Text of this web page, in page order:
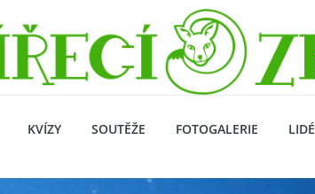
KVÍZY SOUTĚŽE FOTOGALERIE LIDÉ